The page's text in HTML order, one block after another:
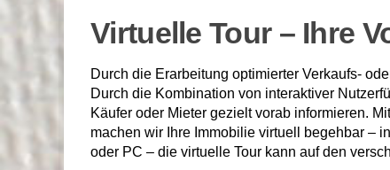
Virtuelle Tour – Ihre
Durch die Erarbeitung optimierter Verkaufs-
Durch die Kombination von interaktiver
Käufer oder Mieter gezielt vorab informieren.
machen wir Ihre Immobilie virtuell begehbar –
oder PC – die virtuelle Tour kann auf den